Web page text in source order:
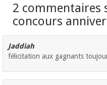
2 commentaires
concours
Jaddiah
félicitation aux gagnants